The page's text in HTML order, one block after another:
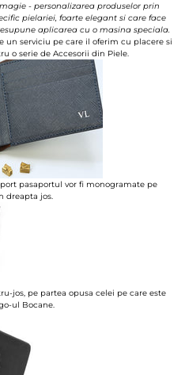
- personalizarea produselor prin
pielariei, foarte elegant si care face
aplicarea cu o masina speciala.
un serviciu pe care il oferim cu placere si
o serie de Accesorii din Piele.
pasaportul vor fi monogramate pe
dreapta jos.
jos, pe partea opusa celei pe care este
ul Bocane.